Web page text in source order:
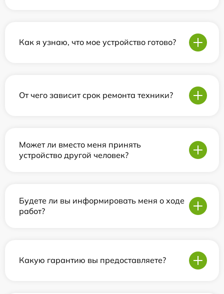
Как я узнаю, что мое устройство готово?
От чего зависит срок ремонта техники?
Может ли вместо меня принять
устройство другой человек?
Будете ли вы информировать меня о ходе
работ?
Какую гарантию вы предоставляете?